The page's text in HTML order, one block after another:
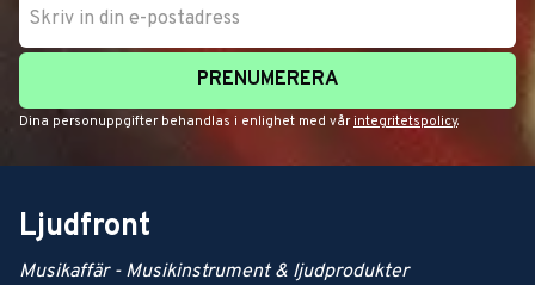
PRENUMERERA
Dina personuppgifter behandlas i enlighet med vår integritetspolicy.
Ljudfront
Musikaffär - Musikinstrument & ljudprodukter